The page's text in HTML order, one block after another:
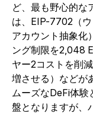
ど、最も野心的な
は、EIP-7702（
アカウント抽象化
ング制限を2,048
ヤー2コストを削
増させる）などが
ムーズなDeFi体験
盤となりますが、